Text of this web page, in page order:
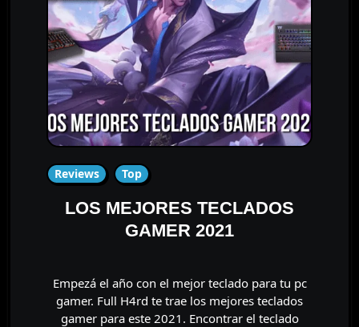
Reviews Top
LOS MEJORES TECLADOS
GAMER 2021
Empezá el año con el mejor teclado para tu pc
gamer. Full H4rd te trae los mejores teclados
gamer para este 2021. Encontrar el teclado